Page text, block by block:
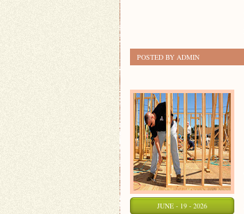
POSTED BY ADMIN
JUNE - 19 - 2026